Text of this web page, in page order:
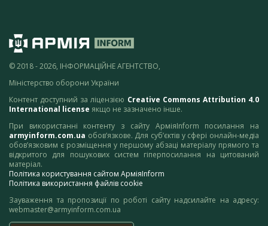
© 2018 - 2026, ІНФОРМАЦІЙНЕ АГЕНТСТВО,
Міністерство оборони України
Контент доступний за ліцензією Creative Commons Attribution 4.0
International license якщо не зазначено інше.
При використанні контенту з сайту АрміяInform посилання на
armyinform.com.ua обов’язкове. Для суб’єктів у сфері онлайн-медіа
обов’язковим є розміщення у першому абзаці матеріалу прямого та
відкритого для пошукових систем гіперпосилання на цитований
матеріал.
Політика користування сайтом АрміяInform
Політика використання файлів cookie
Зауваження та пропозиції по роботі сайту надсилайте на адресу:
webmaster@armyinform.com.ua